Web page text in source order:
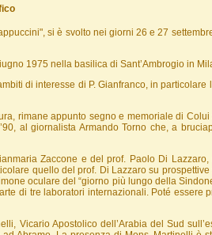
si è svolto nei giorni 26 e 27
1975 nella basilica di Sant’Ambrogio in
di interesse di P. Gianfranco, in particolare
rimane appunto segno e memoriale di
al giornalista Armando Torno che, a
Zaccone e del prof. Paolo Di Lazzaro,
quello del prof. Di Lazzaro su
oculare del “giorno più lungo della
di tre laboratori internazionali. Poté essere
Vicario Apostolico dell’Arabia del Sud